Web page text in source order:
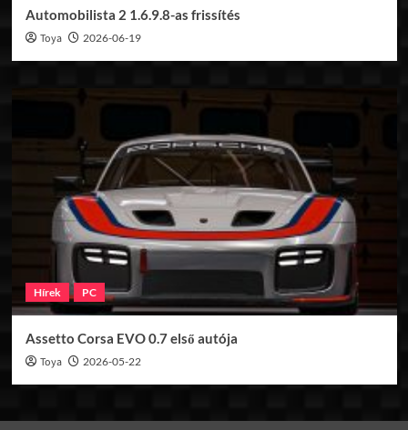
Automobilista 2 1.6.9.8-as frissítés
Toya 2026-06-19
Hírek PC
Assetto Corsa EVO 0.7 első autója
Toya 2026-05-22